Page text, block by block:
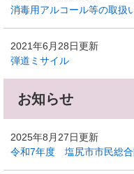
消毒用アルコール等の取扱
2021年6月28日更新
弾道ミサイル
お知らせ
2025年8月27日更新
令和7年度 塩尻市市民総合